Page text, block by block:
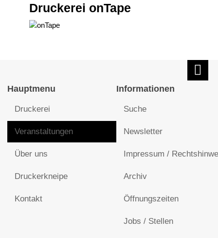
Druckerei onTape
Hauptmenu
Druckerei
Veranstaltungen
Über uns
Druckerkneipe
Kontakt
Informationen
Suche
Newsletter
Impressum /
Archiv
Öffnungszeiten
Jobs / Stellen